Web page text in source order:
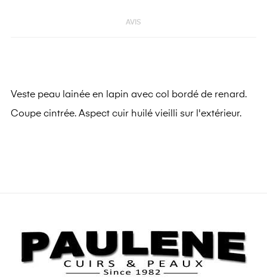
AVIS
Veste peau lainée en lapin avec col bordé de renard.
Coupe cintrée. Aspect cuir huilé vieilli sur l'extérieur.